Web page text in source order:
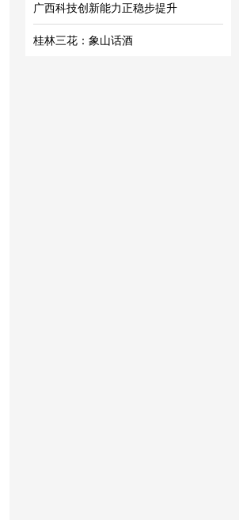
广西科技创新能力正稳步提升
桂林三花：象山话酒